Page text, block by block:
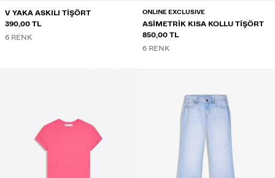
V YAKA ASKILI TIŞÖRT
390,00 TL
6 RENK
ONLINE EXCLUSIVE
ASIMETRIK KISA KOLLU TIŞÖRT
850,00 TL
6 RENK